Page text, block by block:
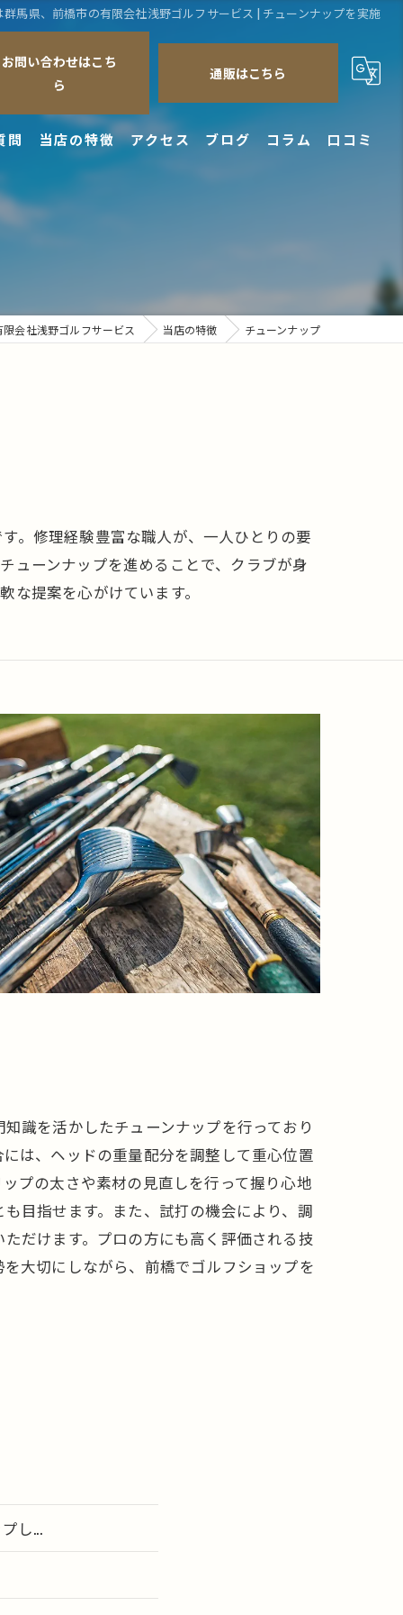
群馬県、前橋市の有限会社浅野ゴルフサービス | チューンナップを実施
お問い合わせはこち
ら
通販はこちら
問 当店の特徴
チューンナップ
アクセス ブログ コラム 口コミ
会社浅野ゴルフサービス 当店の特徴 チューンナップ
。修理経験豊富な職人が、一人ひとりの要
ューンナップを進めることで、クラブが身
提案を心がけています。
識を活かしたチューンナップを行っており
は、ヘッドの重量配分を調整して重心位置
プの太さや素材の見直しを行って握り心地
目指せます。また、試打の機会により、調
だけます。プロの方にも高く評価される技
大切にしながら、前橋でゴルフショップを
し...